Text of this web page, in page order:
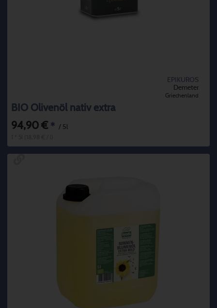
EPIKUROS
Demeter
Griechenland
BIO Olivenöl nativ extra
94,90 € * / 5l